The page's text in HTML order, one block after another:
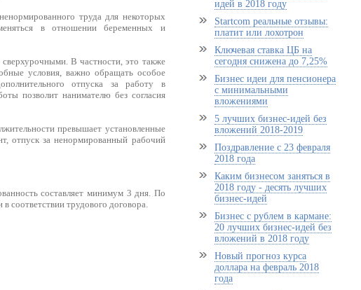
труда для некоторых
в отношении беременных и
В частности, это также
условия, важно обращать особое
отпуска за работу в
позволит нанимателю без согласия
превышает установленные
отпуск за ненормированный рабочий
составляет минимум 3 дня. По
соответствии трудового договора.
идей в 2018 году
Startcom реальные отзывы:
платит или лохотрон
Ключевая ставка ЦБ на
сегодня снижена до 7,25%
Бизнес идеи для пенсионера
с минимальными
вложениями
5 лучших бизнес-идей без
вложений 2018-2019
Поздравление с 23 февраля
2018 года
Каким бизнесом заняться в
2018 году - десять лучших
бизнес-идей
Бизнес с рублем в кармане:
20 лучших бизнес-идей без
вложений в 2018 году
Новый прогноз курса
доллара на февраль 2018
года